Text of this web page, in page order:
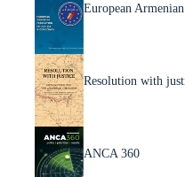
European
Resolution with
ANCA 360